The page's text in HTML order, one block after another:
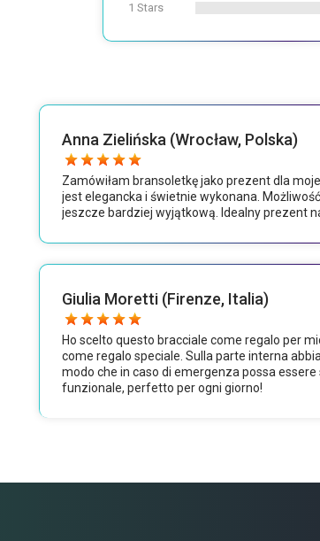
1 Stars
Anna Zielińska (Wrocław, Polska)
Zamówiłam bransoletkę jako prezent dla
jest elegancka i świetnie wykonana.
jeszcze bardziej wyjątkową. Idealny prezent
Giulia Moretti (Firenze, Italia)
Ho scelto questo bracciale come regalo per
come regalo speciale. Sulla parte interna
modo che in caso di emergenza possa
funzionale, perfetto per ogni giorno!